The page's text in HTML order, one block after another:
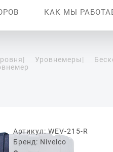
КАК МЫ
для
| Уровнемеры|
Артикул: WEV-215-R
Бренд: Nivelco